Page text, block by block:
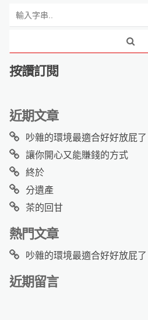
按讚訂閱
近期文章
吵雜的環境最適合好好放屁了
讓你開心又能賺錢的方式
終於
分遺產
茶的回甘
熱門文章
吵雜的環境最適合好好放屁了
近期留言